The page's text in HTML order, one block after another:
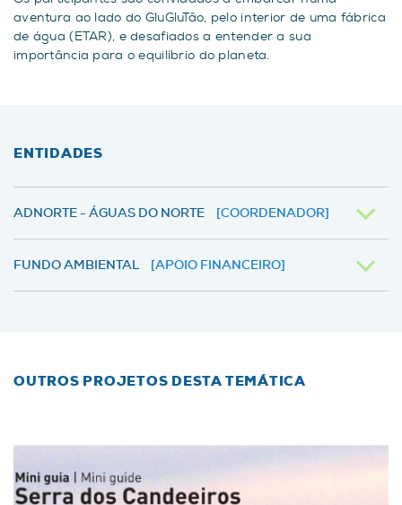
aventura ao lado do GluGluTão, pelo interior de uma fábrica
de água (ETAR), e desafiados a entender a sua
importância para o equilíbrio do planeta.
ENTIDADES
ADNORTE - ÁGUAS DO NORTE [COORDENADOR]
FUNDO AMBIENTAL [APOIO FINANCEIRO]
OUTROS PROJETOS DESTA TEMÁTICA